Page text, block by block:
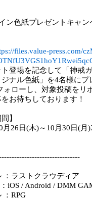
ン色紙プレゼントキャン
files.value-press.com/
ト登場を記念して「神戒
ジナル色紙」を4名様に
ォローし、対象投稿をリ
お待ちしております！
】
月26日(木)～10月30日(月
：ラストクラウディア
iOS / Android / DMM
：RPG